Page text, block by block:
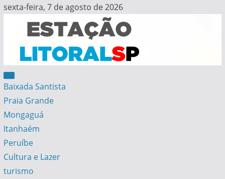
Skip
content
sexta-feira, 7 de agosto de 2026
Estação Litoral SP
Notícias da Baixada Santista
Baixada Santista
Praia Grande
Mongaguá
Itanhaém
Peruíbe
Cultura e Lazer
turismo